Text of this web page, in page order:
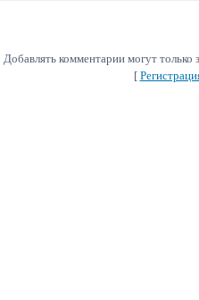
Добавлять комментарии могут только
[